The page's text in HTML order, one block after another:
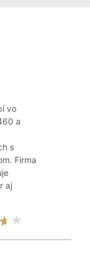
vo
a
s
Firma
aj